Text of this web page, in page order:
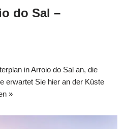
do Sal –
in Arroio do Sal an, die
erwartet Sie hier an der Küste
»